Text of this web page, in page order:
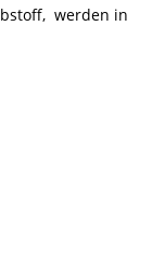
werden in